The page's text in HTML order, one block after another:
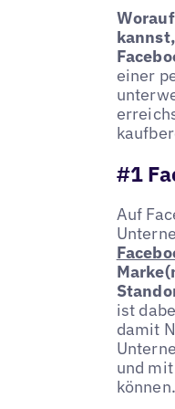
einer
#1
Auf
ist
damit
und
können.